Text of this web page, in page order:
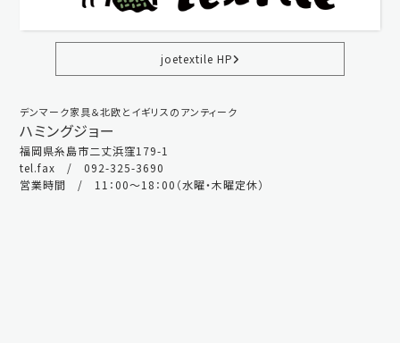
joetextile HP
デンマーク家具＆北欧とイギリスのアンティーク
ハミングジョー
福岡県糸島市二丈浜窪179-1
tel.fax / 092-325-3690
営業時間 / 11：00～18：00（水曜・木曜定休）